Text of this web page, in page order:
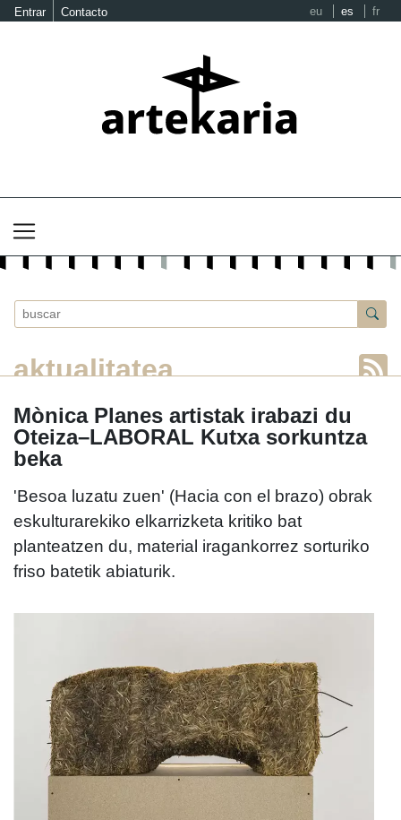
Entrar Contacto eu es fr
aktualitatea
Mònica Planes artistak irabazi du
Oteiza–LABORAL Kutxa sorkuntza
beka
'Besoa luzatu zuen' (Hacia con el brazo) obrak
eskulturarekiko elkarrizketa kritiko bat
planteatzen du, material iragankorrez sorturiko
friso batetik abiaturik.